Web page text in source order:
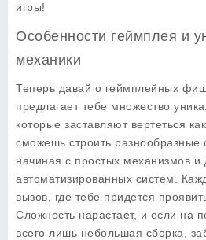
игры!
Особенности геймплея и
механики
Теперь давай о геймплейных
предлагает тебе множество
которые заставляют вертеться
сможешь строить разнообразные
начиная с простых механизмов и
автоматизированных систем.
вызов, где тебе придется
Сложность нарастает, и если на
всего лишь небольшая сборка,